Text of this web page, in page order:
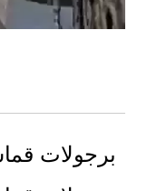
برجولات